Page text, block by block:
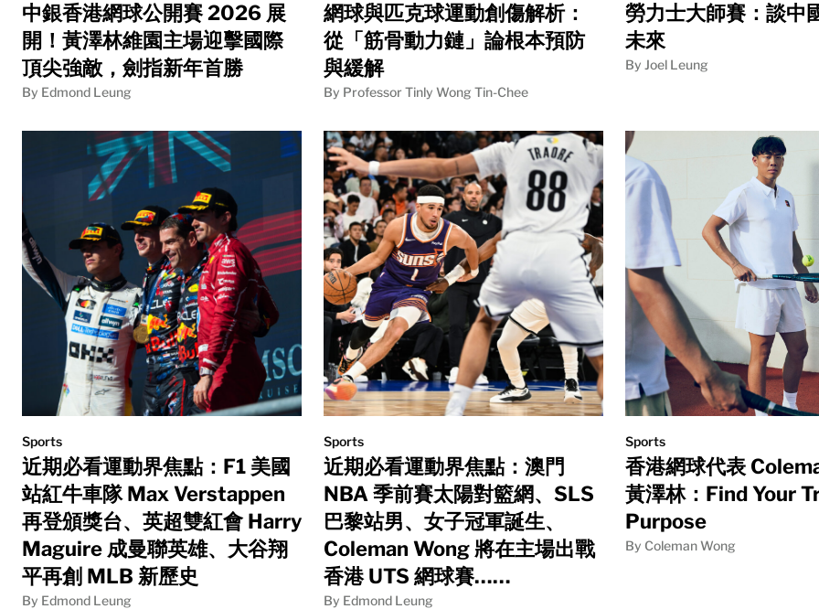
中銀香港網球公開賽 2026 展
開！黃澤林維園主場迎擊國際
頂尖強敵，劍指新年首勝
By Edmond Leung
網球與匹克球運動創傷解析：
從「筋骨動力鏈」論根本預防
與緩解
By Professor Tinly Wong Tin-Chee
勞力士大師賽：談中
未來
By Joel Leung
Sports
近期必看運動界焦點：F1 美國
站紅牛車隊 Max Verstappen
再登頒獎台、英超雙紅會 Harry
Maguire 成曼聯英雄、大谷翔
平再創 MLB 新歷史
By Edmond Leung
Sports
近期必看運動界焦點：澳門
NBA 季前賽太陽對籃網、SLS
巴黎站男、女子冠軍誕生、
Coleman Wong 將在主場出戰
香港 UTS 網球賽……
By Edmond Leung
Sports
香港網球代表
黃澤林：Find Your
Purpose
By Coleman Wong